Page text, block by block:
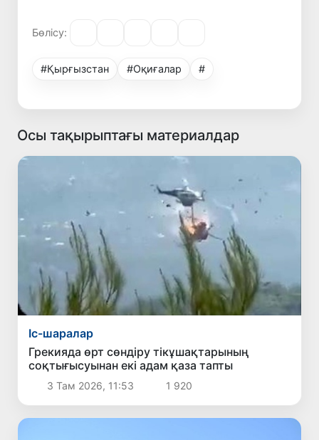
Бөлісу:
#Қырғызстан #Оқиғалар #
Осы тақырыптағы материалдар
Іс-шаралар
Грекияда өрт сөндіру тікұшақтарының
соқтығысуынан екі адам қаза тапты
3 Там 2026, 11:53 1 920